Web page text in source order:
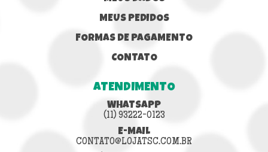
MEUS PEDIDOS
FORMAS DE PAGAMENTO
CONTATO
ATENDIMENTO
WHATSAPP
(11) 93222-0123
E-MAIL
CONTATO@LOJATSC.COM.BR